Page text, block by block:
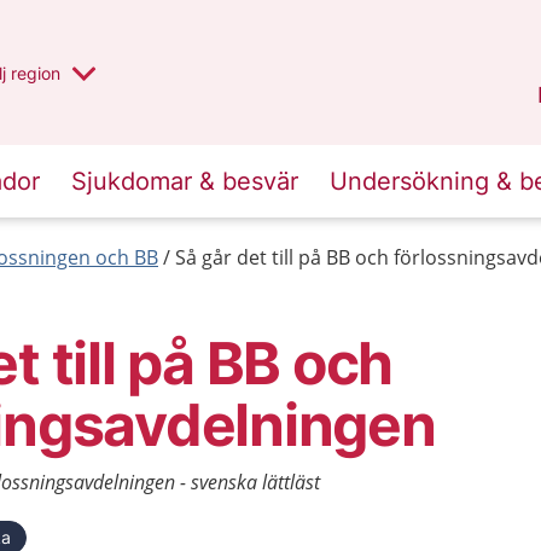
har valt region
en annan
region
Sjukdomar & besvär Undersökning &
och BB Så går det till på BB och
till på BB och
- svenska lättläst